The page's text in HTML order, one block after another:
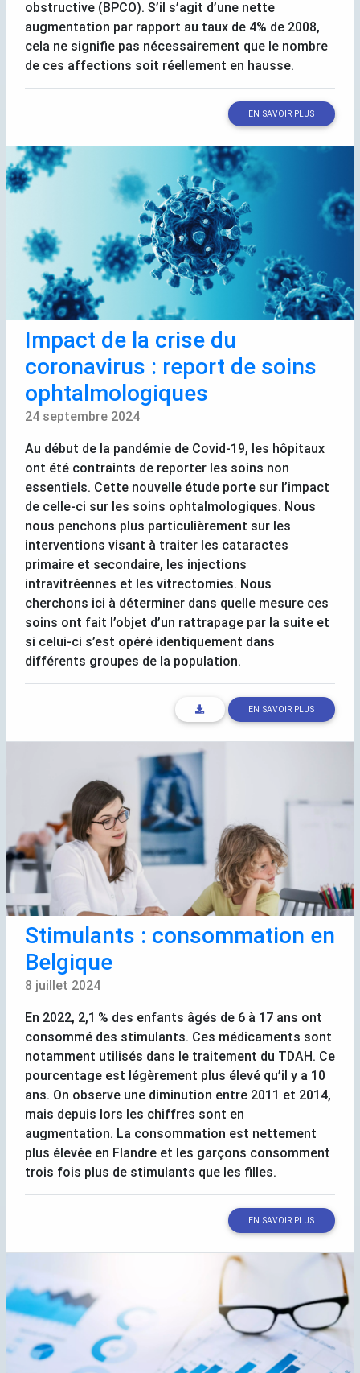
obstructive (BPCO). S’il s’agit d’une nette
augmentation par rapport au taux de 4% de 2008,
cela ne signifie pas nécessairement que le nombre
de ces affections soit réellement en hausse.
EN SAVOIR PLUS
Impact de la crise du
coronavirus : report de soins
ophtalmologiques
24 septembre 2024
Au début de la pandémie de Covid-19, les hôpitaux
ont été contraints de reporter les soins non
essentiels. Cette nouvelle étude porte sur l’impact
de celle-ci sur les soins ophtalmologiques. Nous
nous penchons plus particulièrement sur les
interventions visant à traiter les cataractes
primaire et secondaire, les injections
intravitréennes et les vitrectomies. Nous
cherchons ici à déterminer dans quelle mesure ces
soins ont fait l’objet d’un rattrapage par la suite et
si celui-ci s’est opéré identiquement dans
différents groupes de la population.
EN SAVOIR PLUS
Stimulants : consommation en
Belgique
8 juillet 2024
En 2022, 2,1 % des enfants âgés de 6 à 17 ans ont
consommé des stimulants. Ces médicaments sont
notamment utilisés dans le traitement du TDAH. Ce
pourcentage est légèrement plus élevé qu’il y a 10
ans. On observe une diminution entre 2011 et 2014,
mais depuis lors les chiffres sont en
augmentation. La consommation est nettement
plus élevée en Flandre et les garçons consomment
trois fois plus de stimulants que les filles.
EN SAVOIR PLUS